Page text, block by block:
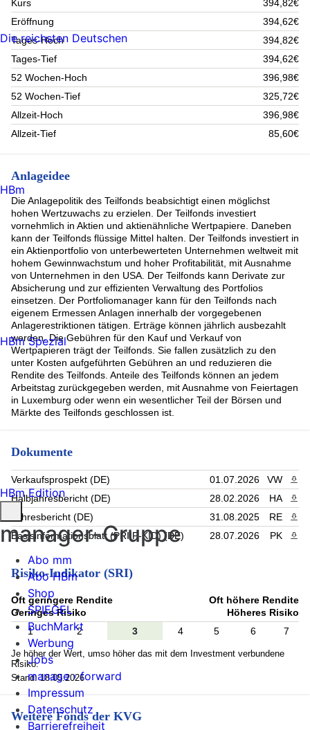
Kurs
394,82€
Eröffnung
394,62€
Tages-Hoch
394,82€
Tages-Tief
394,62€
52 Wochen-Hoch
396,98€
52 Wochen-Tief
325,72€
Allzeit-Hoch
396,98€
Allzeit-Tief
85,60€
Anlageidee
Die Anlagepolitik des Teilfonds beabsichtigt einen möglichst
hohen Wertzuwachs zu erzielen. Der Teilfonds investiert
vornehmlich in Aktien und aktienähnliche Wertpapiere. Daneben
kann der Teilfonds flüssige Mittel halten. Der Teilfonds investiert in
ein Aktienportfolio von unterbewerteten Unternehmen weltweit mit
hohem Gewinnwachstum und hoher Profitabilität, mit Ausnahme
von Unternehmen in den USA. Der Teilfonds kann Derivate zur
Absicherung und zur effizienten Verwaltung des Portfolios
einsetzen. Der Portfoliomanager kann für den Teilfonds nach
eigenem Ermessen Anlagen innerhalb der vorgegebenen
Anlagerestriktionen tätigen. Erträge können jährlich ausbezahlt
werden. Die Gebühren für den Kauf und Verkauf von
Wertpapieren trägt der Teilfonds. Sie fallen zusätzlich zu den
unter Kosten aufgeführten Gebühren an und reduzieren die
Rendite des Teilfonds. Anteile des Teilfonds können an jedem
Arbeitstag zurückgegeben werden, mit Ausnahme von Feiertagen
in Luxemburg oder wenn ein wesentlicher Teil der Börsen und
Märkte des Teilfonds geschlossen ist.
Dokumente
Verkaufsprospekt (DE) 01.07.2026 VW
Halbjahresbericht (DE)
28.02.2026 HA
Jahresbericht (DE)
31.08.2025 RE
Basisinformationsblatt (PRIIP-KID) (DE)
28.07.2026 PK
Risiko-Indikator (SRI)
Oft geringere Rendite
Geringes Risiko
Oft höhere Rendite
Höheres Risiko
1
2 3 4 5 6 7
Je höher der Wert, umso höher das mit dem Investment verbundene
Risiko.
Stand: 18.05.2026
Weitere Fonds der KVG
Die reichsten Deutschen
HBm
HBm Spezial
HBm Edition
manager-Gruppe
Abo mm
Abo HBm
Shop
SPIEGEL
BuchMarkt
Werbung
Jobs
manage › forward
Impressum
Datenschutz
Barrierefreiheit